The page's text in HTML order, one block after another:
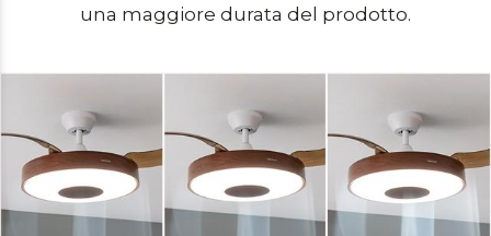
una maggiore durata del prodotto.